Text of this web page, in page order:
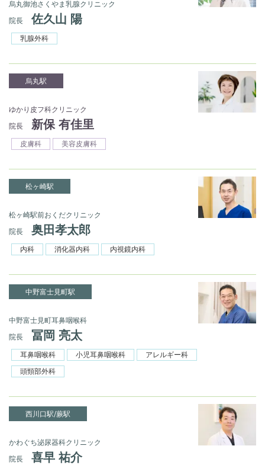
烏丸御池さくやま乳腺クリニック
院長
佐久山 陽
乳腺外科
烏丸駅
ゆかり皮フ科クリニック
院長
新保 有佳里
皮膚科 美容皮膚科
松ヶ崎駅
松ヶ崎駅前おくだクリニック
院長
奥田孝太郎
内科 消化器内科 内視鏡内科
中野富士見町駅
中野富士見町耳鼻咽喉科
院長
冨岡 亮太
耳鼻咽喉科 小児耳鼻咽喉科
アレルギー科
頭頸部外科
西川口駅/蕨駅
かわぐち泌尿器科クリニック
院長
喜早 祐介